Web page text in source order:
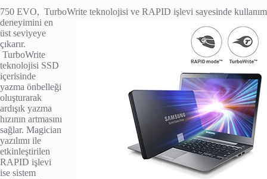
750 EVO, TurboWrite teknolojisi ve RAPID işlevi sayesinde kullanım
deneyimini en
üst seviyeye
çıkarır.
TurboWrite
teknolojisi SSD
içerisinde
yazma önbelleği
oluşturarak
ardışık yazma
hızının artmasını
sağlar. Magician
yazılımı ile
etkinleştirilen
RAPID işlevi
ise sistem